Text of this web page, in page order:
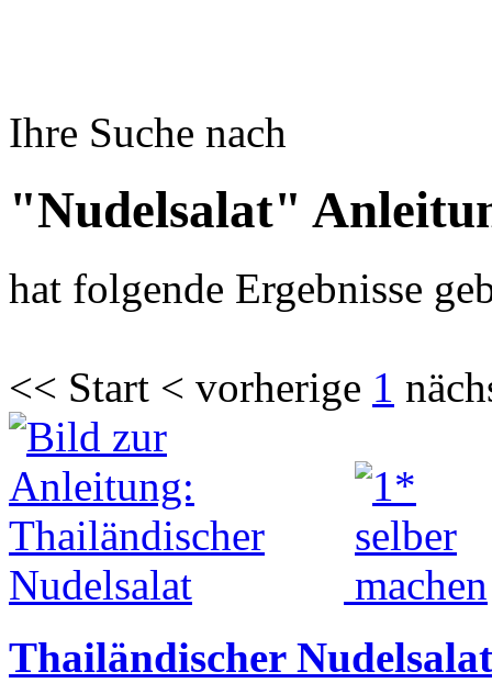
Ihre Suche nach
"Nudelsalat"
hat folgende Ergebnisse
<< Start < vorherige 1
Thailändischer Nudelsalat